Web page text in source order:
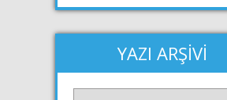
YAZI ARŞİVİ